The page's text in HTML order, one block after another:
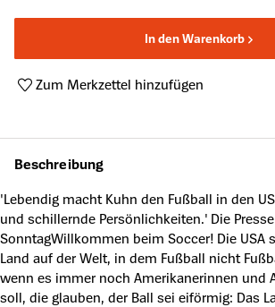
In den Warenkorb
Zum Merkzettel hinzufügen
Beschreibung
'Lebendig macht Kuhn den Fußball in den
und schillernde Persönlichkeiten.' Die
SonntagWillkommen beim Soccer! Die USA
Land auf der Welt, in dem Fußball nicht
wenn es immer noch Amerikanerinnen und
soll, die glauben, der Ball sei eiförmig: Das